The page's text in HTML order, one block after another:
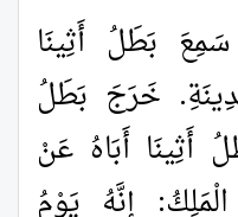
بَطَلُ أَثِينَا
خَرَجَ بَطَلُ
أَثِينَا أَبَاهُ عَنْ
إِنَّهُ يَوْمُ